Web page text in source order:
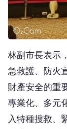
林副市長表示
急救護、防火
財產安全的重
專業化、多元
入特種搜救、